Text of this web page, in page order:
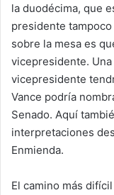
la duodécima, que
presidente
sobre la mesa es
vicepresidente.
vicepresidente
Vance podría
Senado. Aquí
interpretaciones
Enmienda.
El camino más